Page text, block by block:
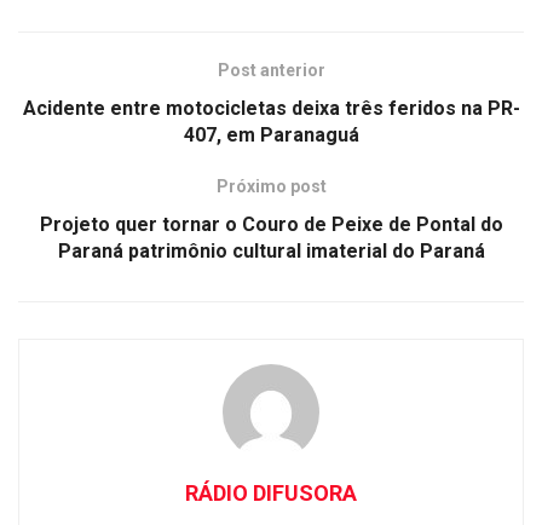
Post anterior
Acidente entre motocicletas deixa três feridos na PR-
407, em Paranaguá
Próximo post
Projeto quer tornar o Couro de Peixe de Pontal do
Paraná patrimônio cultural imaterial do Paraná
RÁDIO DIFUSORA